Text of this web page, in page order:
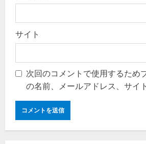
サイト
次回のコメントで使用するため
の名前、メールアドレス、サイ